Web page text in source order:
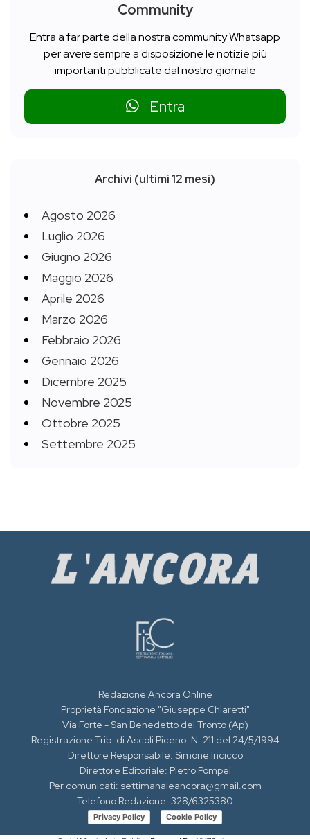
Community
Entra a far parte della nostra community Whatsapp
per avere sempre a disposizione le notizie più
importanti pubblicate dal nostro giornale
Entra
Archivi (ultimi 12 mesi)
Agosto 2026
Luglio 2026
Giugno 2026
Maggio 2026
Aprile 2026
Marzo 2026
Febbraio 2026
Gennaio 2026
Dicembre 2025
Novembre 2025
Ottobre 2025
Settembre 2025
Redazione Ancora Online
Proprietà Fondazione "Giuseppe Chiaretti"
Via Forte - San Benedetto del Tronto (Ap)
Registrazione Trib. di Ascoli Piceno: N. 211 del 24/5/1994
Direttore Responsabile: Simone Incicco
Direttore Editoriale: Pietro Pompei
Per comunicati: settimanaleancora@gmail.com
Telefono Redazione: 328/6325380
Privacy Policy Cookie Policy